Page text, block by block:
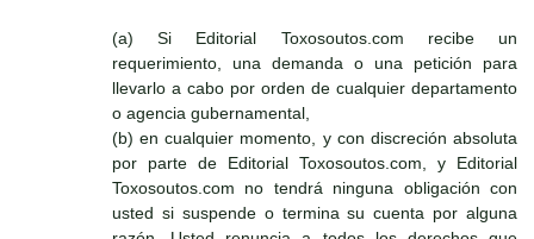
(a) Si Editorial Toxosoutos.com recibe un
requerimiento, una demanda o una petición para
llevarlo a cabo por orden de cualquier departamento
o agencia gubernamental,
(b) en cualquier momento, y con discreción absoluta
por parte de Editorial Toxosoutos.com, y Editorial
Toxosoutos.com no tendrá ninguna obligación con
usted si suspende o termina su cuenta por alguna